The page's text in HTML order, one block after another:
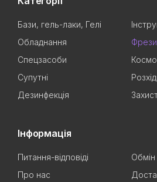
Бази, гель-лаки, Гелі
Обладнання
Фрези
Спецзасоби
Супутні
Дезинфекція
Інформація
Питання-відповіді
Про нас